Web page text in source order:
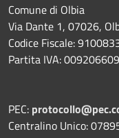
Comune di Olbia
Via Dante 1, 07026,
Codice Fiscale:
Partita IVA:
PEC:
Centralino Unico: